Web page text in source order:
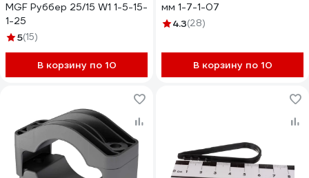
MGF Руббер 25/15 W1 1-5-15-
1-25
5(15)
В корзину по 10
мм 1-7-1-07
4.3(28)
В корзину по 10